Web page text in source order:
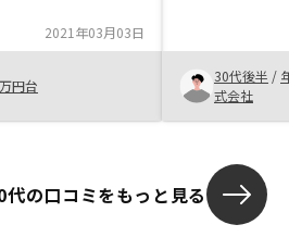
2021年03月03日
円台
取りできる人
相場に近い価
30代後半 /
式会社
代の口コミをもっと見る